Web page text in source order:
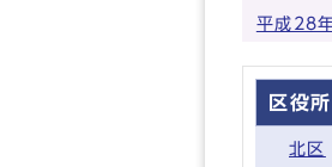
平成28
区役
北区